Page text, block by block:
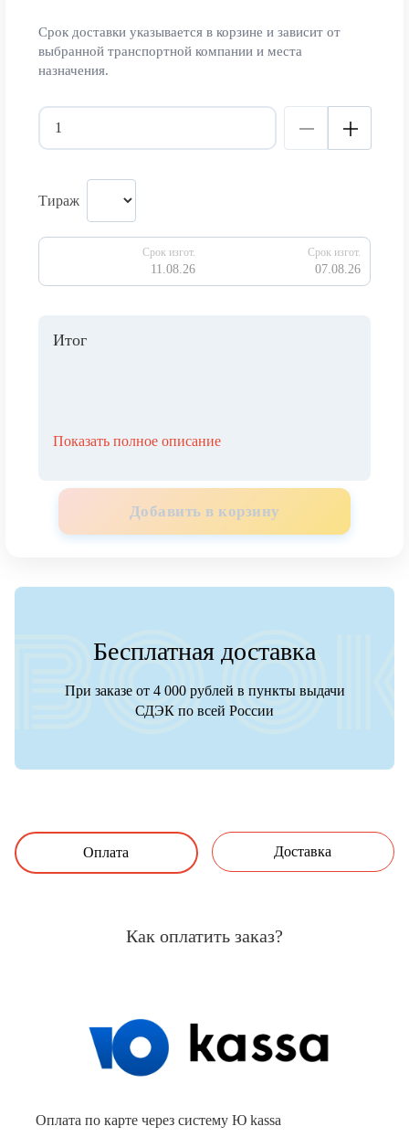
Срок доставки указывается в корзине и зависит от
выбранной транспортной компании и места
назначения.
Тираж
Срок изгот.
11.08.26
Срок изгот.
07.08.26
Итог
Показать полное описание
Добавить в корзину
Бесплатная доставка
При заказе от 4 000 рублей в пункты выдачи
СДЭК по всей России
Оплата Доставка
Как оплатить заказ?
Оплата по карте через систему Ю kassa